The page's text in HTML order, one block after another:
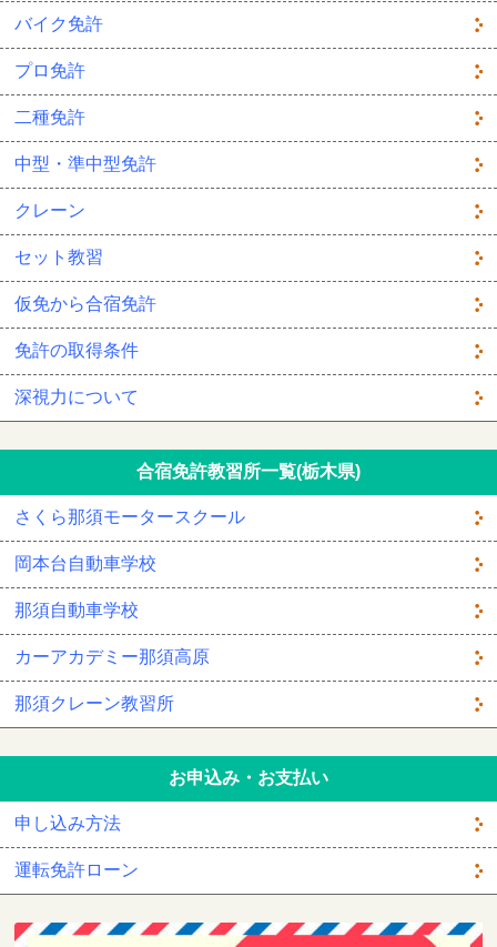
バイク免許
プロ免許
二種免許
中型・準中型免許
クレーン
セット教習
仮免から合宿免許
免許の取得条件
深視力について
合宿免許教習所一覧(栃木県)
さくら那須モータースクール
岡本台自動車学校
那須自動車学校
カーアカデミー那須高原
那須クレーン教習所
お申込み・お支払い
申し込み方法
運転免許ローン